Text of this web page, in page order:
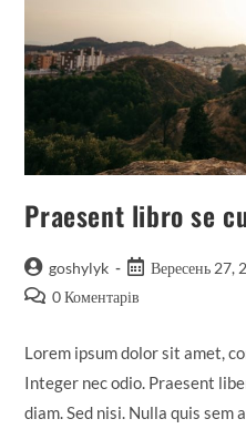
Praesent libro se
goshylyk Вересень 27,
0 Коментарів
Lorem ipsum dolor sit amet,
Integer nec odio. Praesent
diam. Sed nisi. Nulla quis